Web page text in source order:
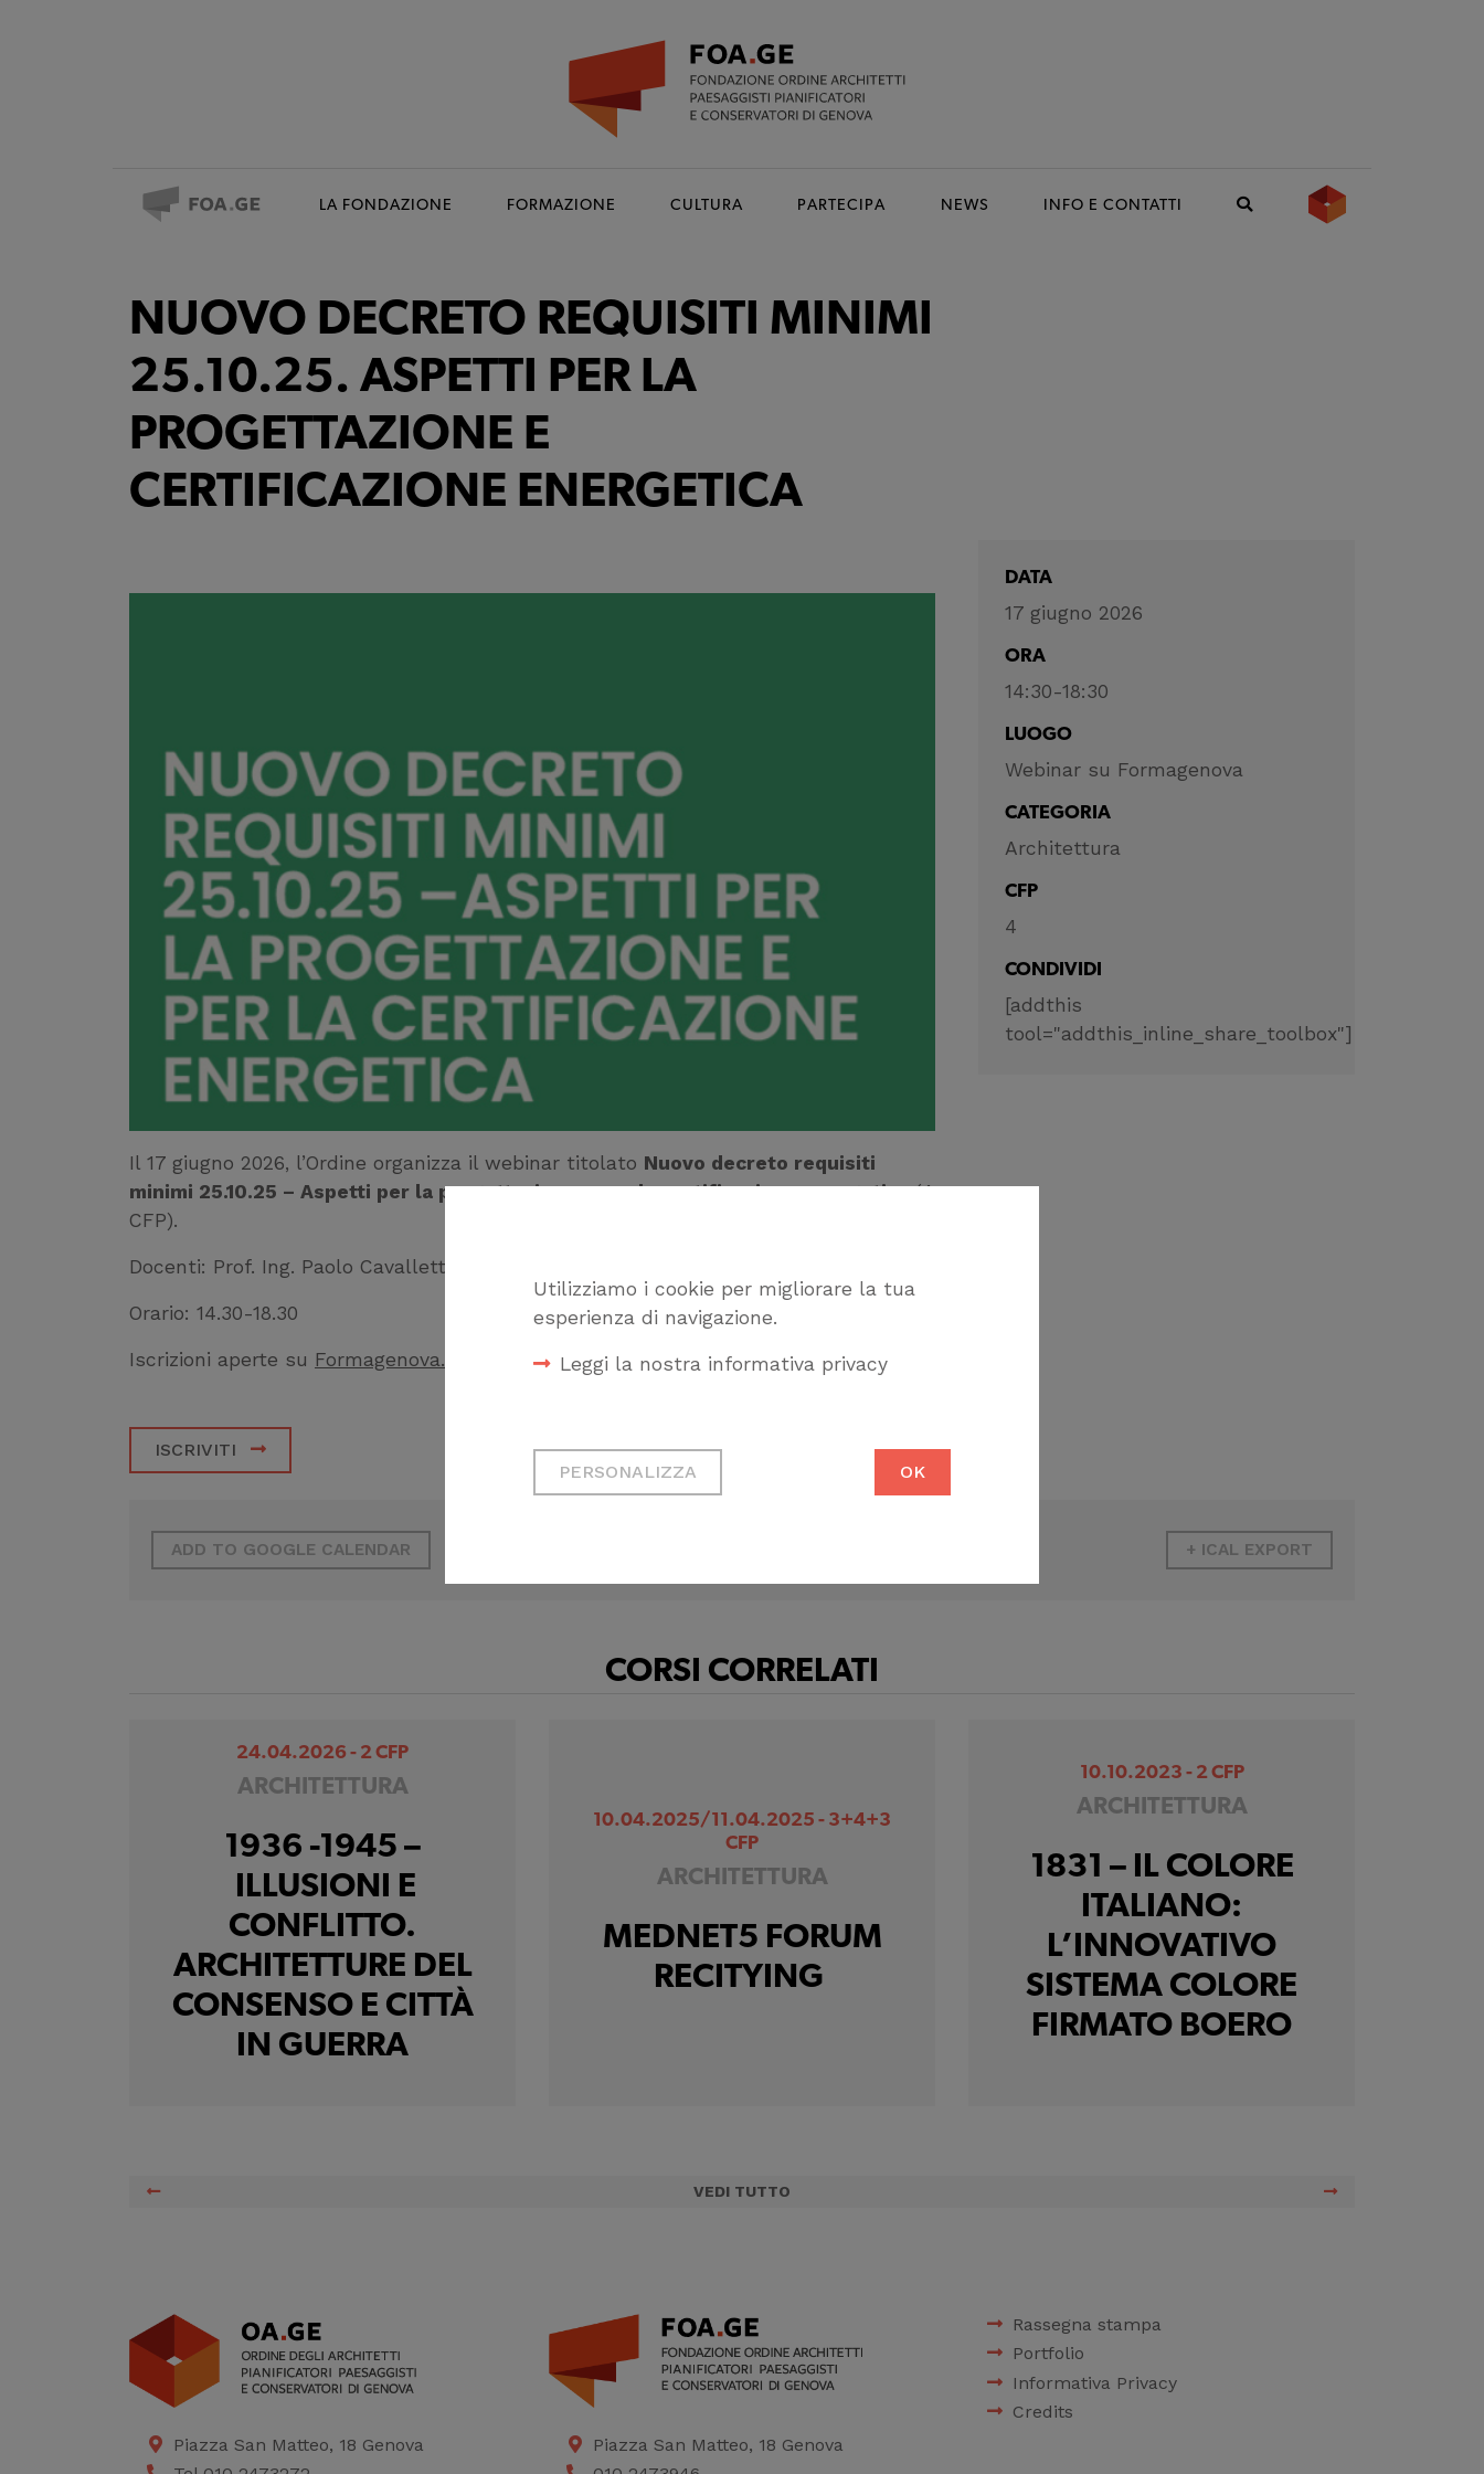
Utilizziamo i cookie per migliorare la tua
esperienza di navigazione.
Leggi la nostra informativa privacy
Necessari per permetterti di
fruire correttamente del sito
PERSONALIZZA OK
LA FONDAZIONE FORMAZIONE CULTURA PARTECIPA NEWS INFO E CONTATTI
NUOVO DECRETO REQUISITI MINIMI
25.10.25. ASPETTI PER LA
PROGETTAZIONE E
CERTIFICAZIONE ENERGETICA
Il 17 giugno 2026, l’Ordine organizza il webinar titolato Nuovo decreto requisiti
minimi 25.10.25 – Aspetti per la progettazione e per la certificazione energetica(4
CFP).
Docenti: Prof. Ing. Paolo Cavalletti e ing. Alessandro Cavalletti
Orario: 14.30-18.30
Iscrizioni aperte su Formagenova.it
ISCRIVITI
DATA
17 giugno 2026
ORA
14:30-18:30
LUOGO
Webinar su Formagenova
CATEGORIA
Architettura
CFP
4
CONDIVIDI
[addthis
tool="addthis_inline_share_toolbox"]
ADD TO GOOGLE CALENDAR + ICAL EXPORT
CORSI CORRELATI
24.04.2026 - 2 CFP
ARCHITETTURA
1936 -1945 –
ILLUSIONI E
CONFLITTO.
ARCHITETTURE DEL
CONSENSO E CITTÀ
IN GUERRA
10.04.2025/11.04.2025 - 3+4+3
CFP
ARCHITETTURA
MEDNET5 FORUM
RECITYING
10.10.2023 - 2 CFP
ARCHITETTURA
1831 – IL COLORE
ITALIANO:
L’INNOVATIVO
SISTEMA COLORE
FIRMATO BOERO
VEDI TUTTO
Piazza San Matteo, 18 Genova
Piazza San Matteo, 18 Genova
Rassegna stampa
Portfolio
Informativa Privacy
Credits